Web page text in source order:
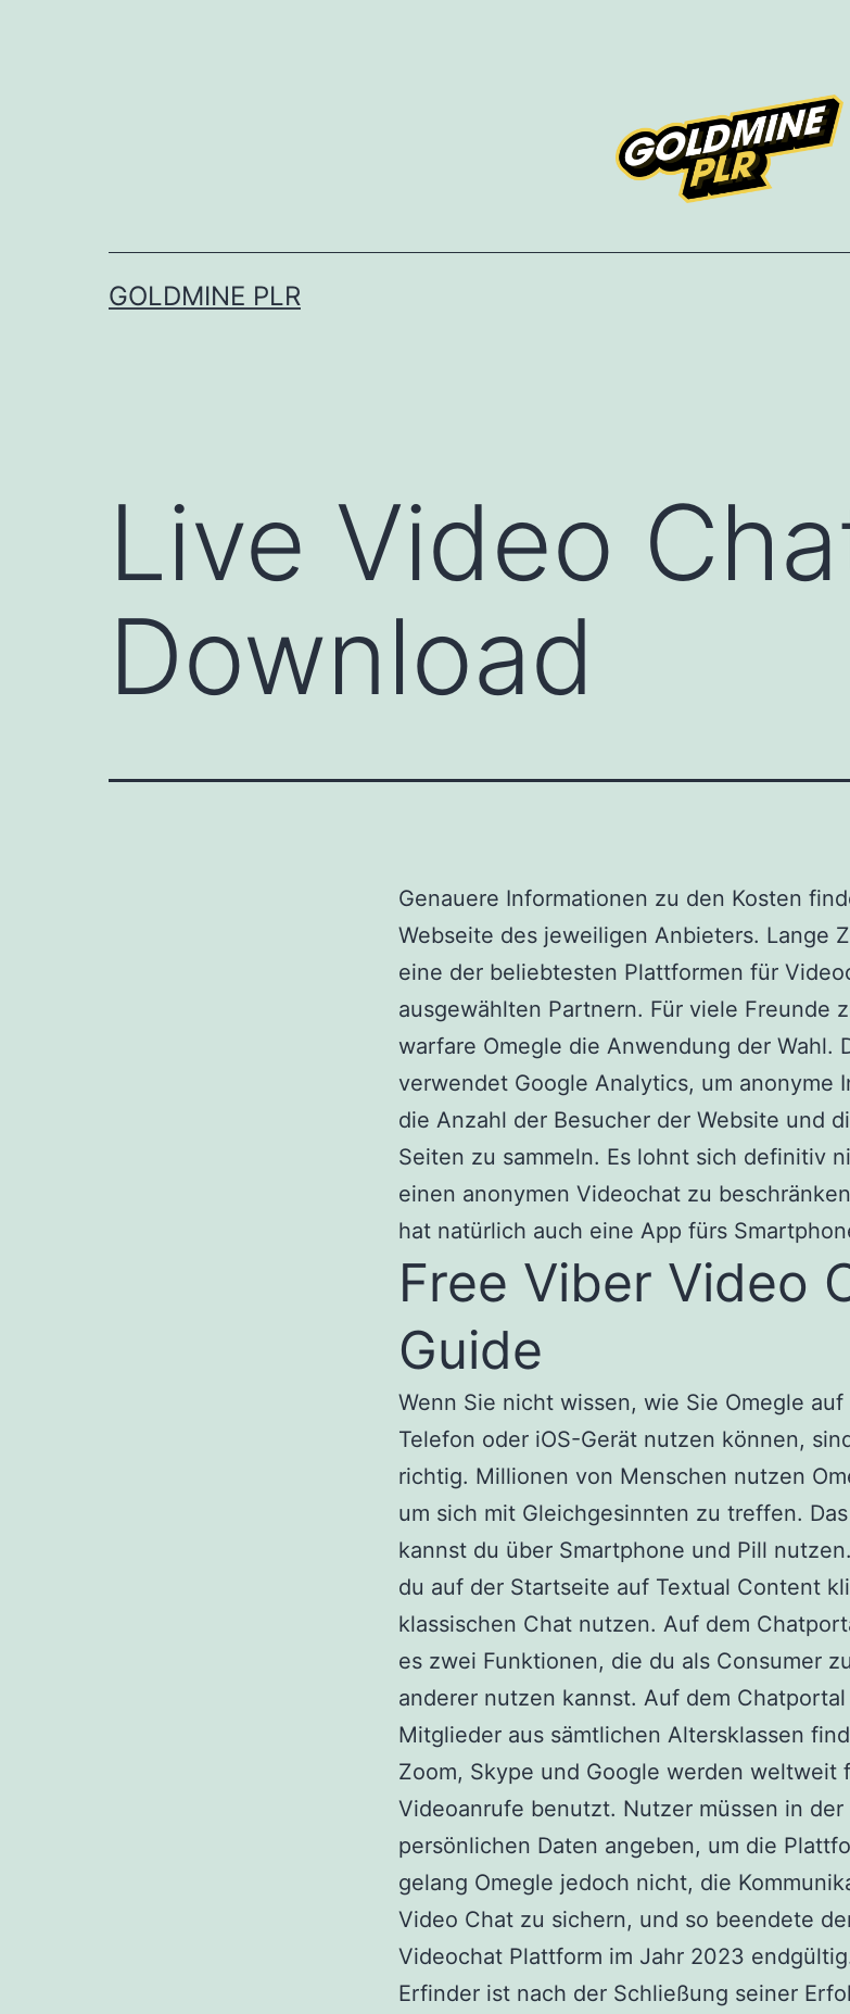
GOLDMINE PLR
Live Video
Download
Genauere Informationen zu den Kosten
Webseite des jeweiligen Anbieters. Lange
eine der beliebtesten Plattformen für
ausgewählten Partnern. Für viele Freunde
warfare Omegle die Anwendung der Wahl.
verwendet Google Analytics, um anonyme
die Anzahl der Besucher der Website und
Seiten zu sammeln. Es lohnt sich definitiv
einen anonymen Videochat zu
hat natürlich auch eine App fürs
Free Viber Video
Guide
Wenn Sie nicht wissen, wie Sie Omegle
Telefon oder iOS-Gerät nutzen können,
richtig. Millionen von Menschen nutzen
um sich mit Gleichgesinnten zu treffen.
kannst du über Smartphone und Pill
du auf der Startseite auf Textual Content
klassischen Chat nutzen. Auf dem
es zwei Funktionen, die du als Consumer
anderer nutzen kannst. Auf dem
Mitglieder aus sämtlichen Altersklassen
Zoom, Skype und Google werden weltweit
Videoanrufe benutzt. Nutzer müssen in der
persönlichen Daten angeben, um die
gelang Omegle jedoch nicht, die
Video Chat zu sichern, und so beendete
Videochat Plattform im Jahr 2023
Erfinder ist nach der Schließung seiner